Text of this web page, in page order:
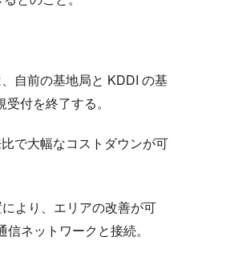
自前の基地局と KDDI の基
付を終了する。
で大幅なコストダウンが可
より、エリアの改善が可
ネットワークと接続。